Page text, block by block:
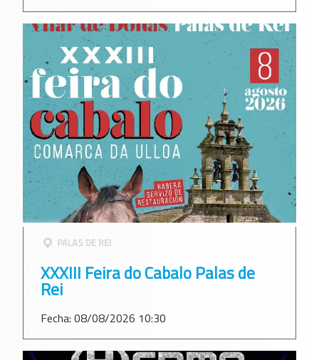
PALAS DE REI
XXXIII Feira do Cabalo Palas de
Rei
Fecha: 08/08/2026 10:30